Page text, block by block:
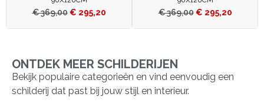
€369,00 € 295,20 €369,00 € 295,20
ONTDEK MEER SCHILDERIJEN
Bekijk populaire categorieën en vind eenvoudig een
schilderij dat past bij jouw stijl en interieur.